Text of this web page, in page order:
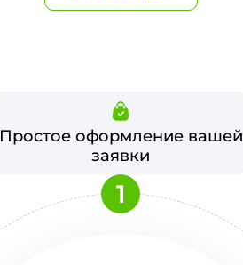
Простое оформление вашей
заявки
1